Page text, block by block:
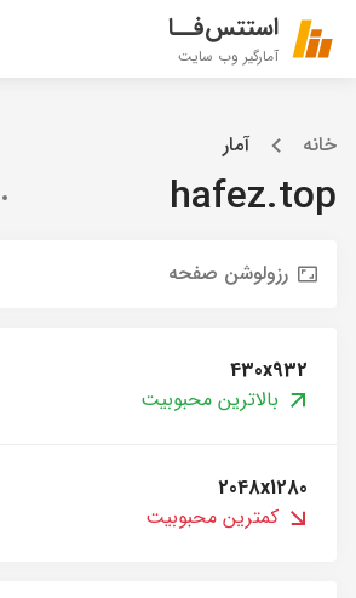
استتس‌فــا
آمارگیر وب سایت
خانه آمار
hafez.top
رزولوشن صفحه
430x932
بالاترین محبوبیت
2048x1280
کمترین محبوبیت